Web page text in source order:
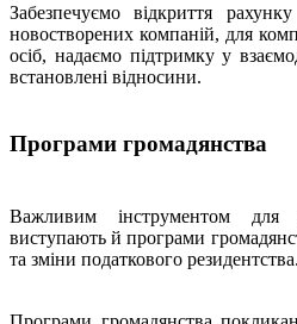
Забезпечуємо відкриття
новостворених компаній, для
осіб, надаємо підтримку у
встановлені відносини.
Програми громадянства
Важливим інструментом для
виступають й програми
та зміни податкового резидентства.